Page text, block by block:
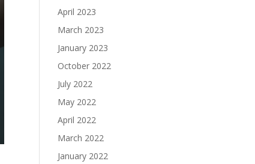
April 2023
March 2023
January 2023
October 2022
July 2022
May 2022
April 2022
March 2022
January 2022